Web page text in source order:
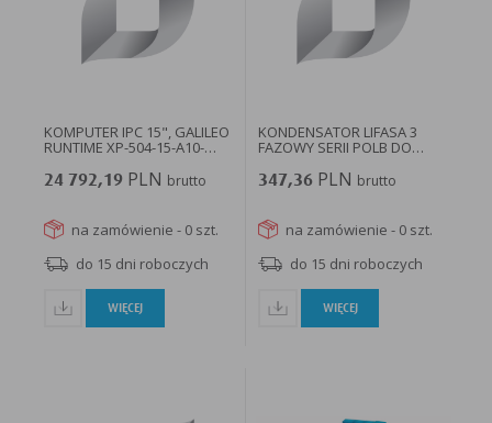
KOMPUTER IPC 15", GALILEO
RUNTIME XP-504-15-A10-
24 792,19PLN brutto
na zamówienie - 0 szt.
do 15 dni roboczych
WIĘCEJ
KONDENSATOR LIFASA 3
FAZOWY SERII POLB DO
347,36 PLN brutto
na zamówienie - 0 szt.
do 15 dni roboczych
WIĘCEJ